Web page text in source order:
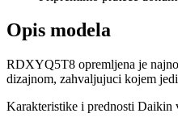
Opis modela
RDXYQ5T8 opremljena je
dizajnom, zahvaljujuci kojem
Karakteristike i prednosti Daikin